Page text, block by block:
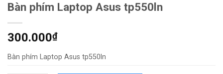
Bàn phím Laptop Asus tp550ln
300.000₫
Bàn phím Laptop Asus tp550ln